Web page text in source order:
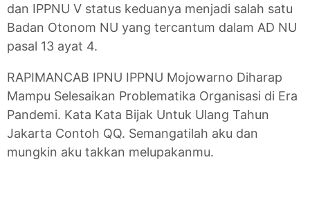
dan IPPNU V status keduanya menjadi salah satu
Badan Otonom NU yang tercantum dalam AD NU
pasal 13 ayat 4.
RAPIMANCAB IPNU IPPNU Mojowarno Diharap
Mampu Selesaikan Problematika Organisasi di Era
Pandemi. Kata Kata Bijak Untuk Ulang Tahun
Jakarta Contoh QQ. Semangatilah aku dan
mungkin aku takkan melupakanmu.